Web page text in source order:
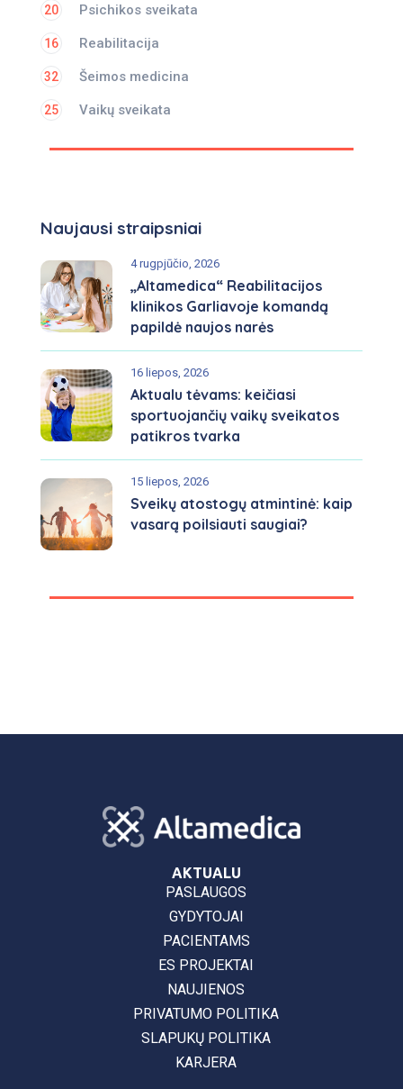
Psichikos sveikata
20
Reabilitacija
16
Šeimos medicina
32
Vaikų sveikata
25
Naujausi straipsniai
4 rugpjūčio, 2026
„Altamedica“ Reabilitacijos
klinikos Garliavoje komandą
papildė naujos narės
16 liepos, 2026
Aktualu tėvams: keičiasi
sportuojančių vaikų sveikatos
patikros tvarka
15 liepos, 2026
Sveikų atostogų atmintinė: kaip
vasarą poilsiauti saugiai?
AKTUALU
PASLAUGOS
GYDYTOJAI
PACIENTAMS
ES PROJEKTAI
NAUJIENOS
PRIVATUMO POLITIKA
SLAPUKŲ POLITIKA
KARJERA